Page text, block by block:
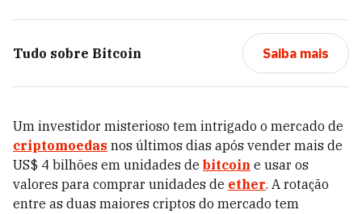
Tudo sobre Bitcoin Saiba mais
Um investidor misterioso tem intrigado o mercado de
criptomoedas nos últimos dias após vender mais de
US$ 4 bilhões em unidades de bitcoin e usar os
valores para comprar unidades de ether. A rotação
entre as duas maiores criptos do mercado tem